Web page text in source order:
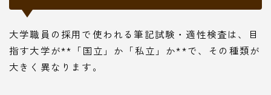
大学職員の採用で使われる筆記試験・適性検査は、目
指す大学が**「国立」か「私立」か**で、その種類が
大きく異なります。